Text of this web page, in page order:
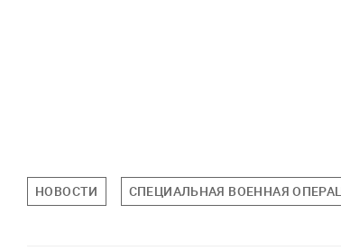
НОВОСТИ СПЕЦИАЛЬНАЯ ВОЕННАЯ